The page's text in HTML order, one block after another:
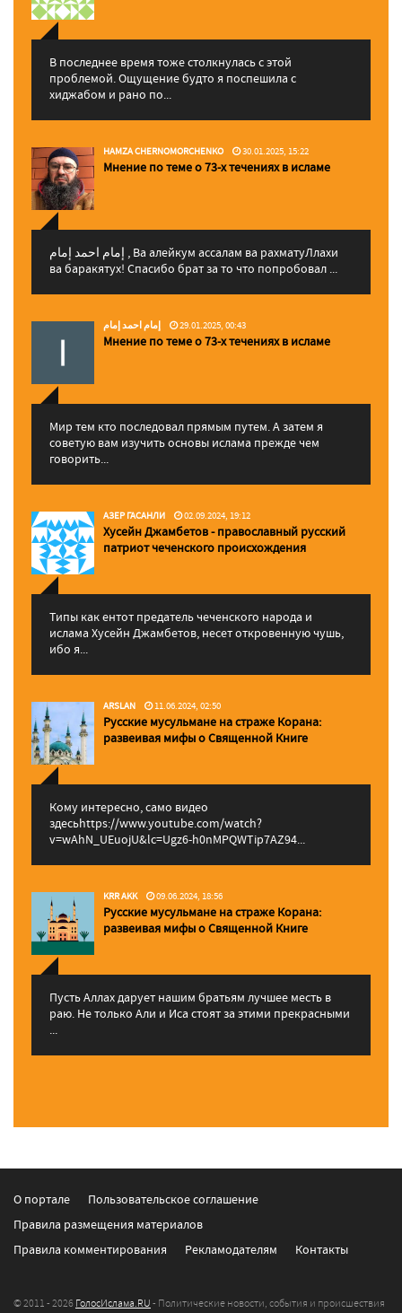
В последнее время тоже столкнулась с этой
проблемой. Ощущение будто я поспешила с
хиджабом и рано по...
HAMZA CHERNOMORCHENKO 30.01.2025, 15:22
Мнение по теме о 73-х течениях в исламе
إمام احمد إمام , Ва алейкум ассалам ва рахматуЛлахи
ва баракятух! Спасибо брат за то что попробовал ...
إمام احمد إمام 29.01.2025, 00:43
Мнение по теме о 73-х течениях в исламе
Мир тем кто последовал прямым путем. А затем я
советую вам изучить основы ислама прежде чем
говорить...
АЗЕР ГАСАНЛИ 02.09.2024, 19:12
Хусейн Джамбетов - православный русский
патриот чеченского происхождения
Типы как ентот предатель чеченского народа и
ислама Хусейн Джамбетов, несет откровенную чушь,
ибо я...
ARSLAN 11.06.2024, 02:50
Русские мусульмане на страже Корана:
pазвеивая мифы о Священной Книге
Кому интересно, само видео
здесьhttps://www.youtube.com/watch?
v=wAhN_UEuojU&lc=Ugz6-h0nMPQWTip7AZ94...
KRR AKK 09.06.2024, 18:56
Русские мусульмане на страже Корана:
pазвеивая мифы о Священной Книге
Пусть Аллах дарует нашим братьям лучшее месть в
раю. Не только Али и Иса стоят за этими прекрасными
...
О портале
Пользовательское соглашение
Правила размещения материалов
Правила комментирования
Рекламодателям Контакты
© 2011 - 2026 ГолосИслама.RU - Политические новости, события и происшествия